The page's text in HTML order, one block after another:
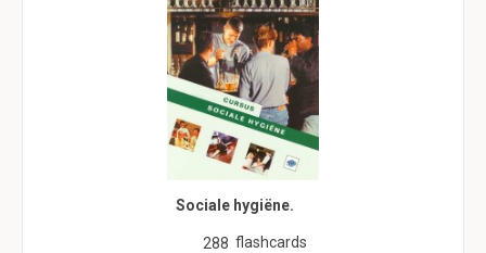
Sociale hygiëne.
288 flashcards